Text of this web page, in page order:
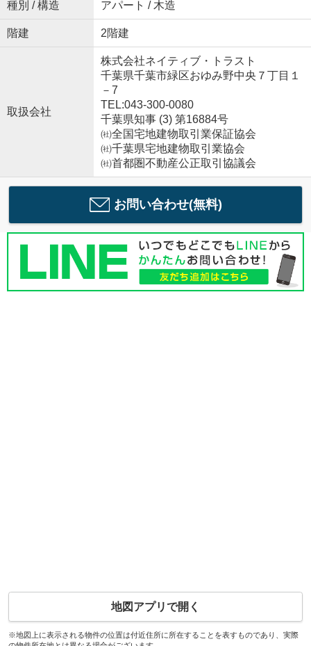
種別 / 構造 アパート / 木造
階建 2階建
取扱会社
株式会社ネイティブ・トラスト
千葉県千葉市緑区おゆみ野中央７丁目１
－7
TEL:043-300-0080
千葉県知事 (3) 第16884号
㈳全国宅地建物取引業保証協会
㈳千葉県宅地建物取引業協会
㈳首都圏不動産公正取引協議会
お問い合わせ(無料)
地図アプリで開く
※地図上に表示される物件の位置は付近住所に所在することを表すものであり、実際